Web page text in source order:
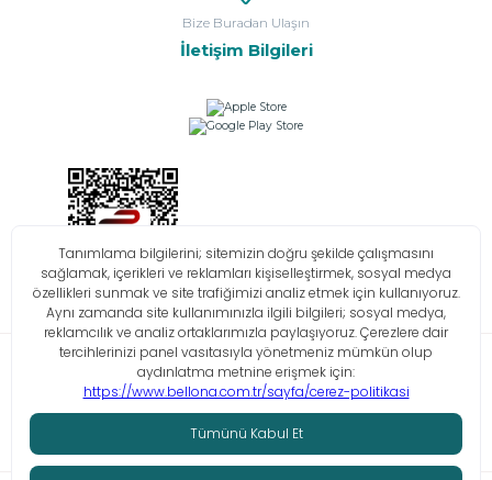
Bize Buradan Ulaşın
İletişim Bilgileri
Bilgi Toplumu Hizmetleri KVKK Çerez Politikası İşlem Rehberi